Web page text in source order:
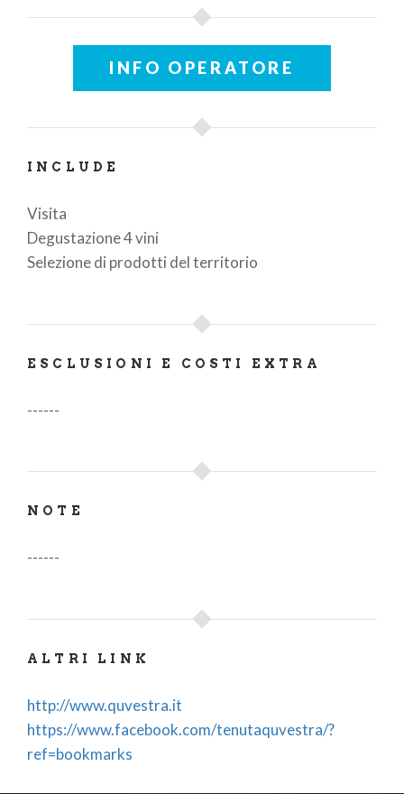
INFO OPERATORE
INCLUDE
Visita
Degustazione 4 vini
Selezione di prodotti del territorio
ESCLUSIONI E COSTI EXTRA
------
NOTE
------
ALTRI LINK
http://www.quvestra.it
https://www.facebook.com/tenutaquvestra/?
ref=bookmarks